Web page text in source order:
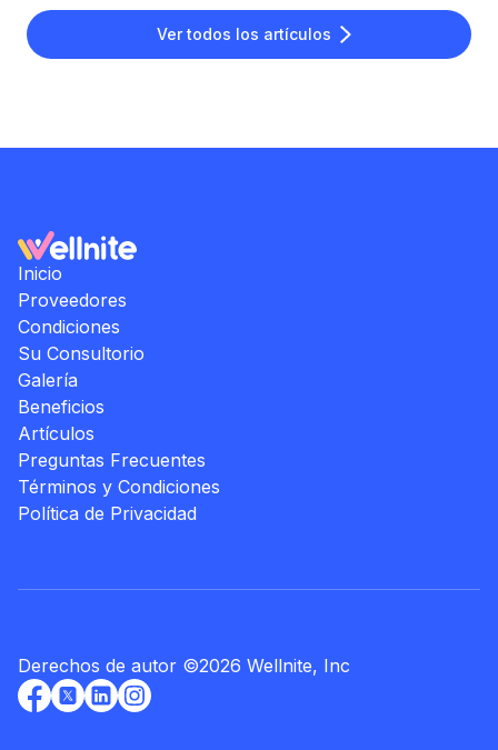
Ver todos los artículos
Inicio
Proveedores
Condiciones
Su Consultorio
Galería
Beneficios
Artículos
Preguntas Frecuentes
Términos y Condiciones
Política de Privacidad
Derechos de autor ©2026 Wellnite, Inc